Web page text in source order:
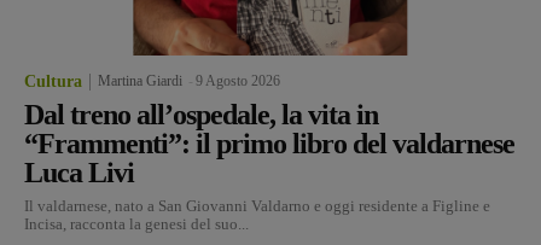
Cultura Martina Giardi 9 Agosto 2026
Dal treno all’ospedale, la vita in
“Frammenti”: il primo libro del valdarnese
Luca Livi
Il valdarnese, nato a San Giovanni Valdarno e oggi residente a Figline e
Incisa, racconta la genesi del suo...